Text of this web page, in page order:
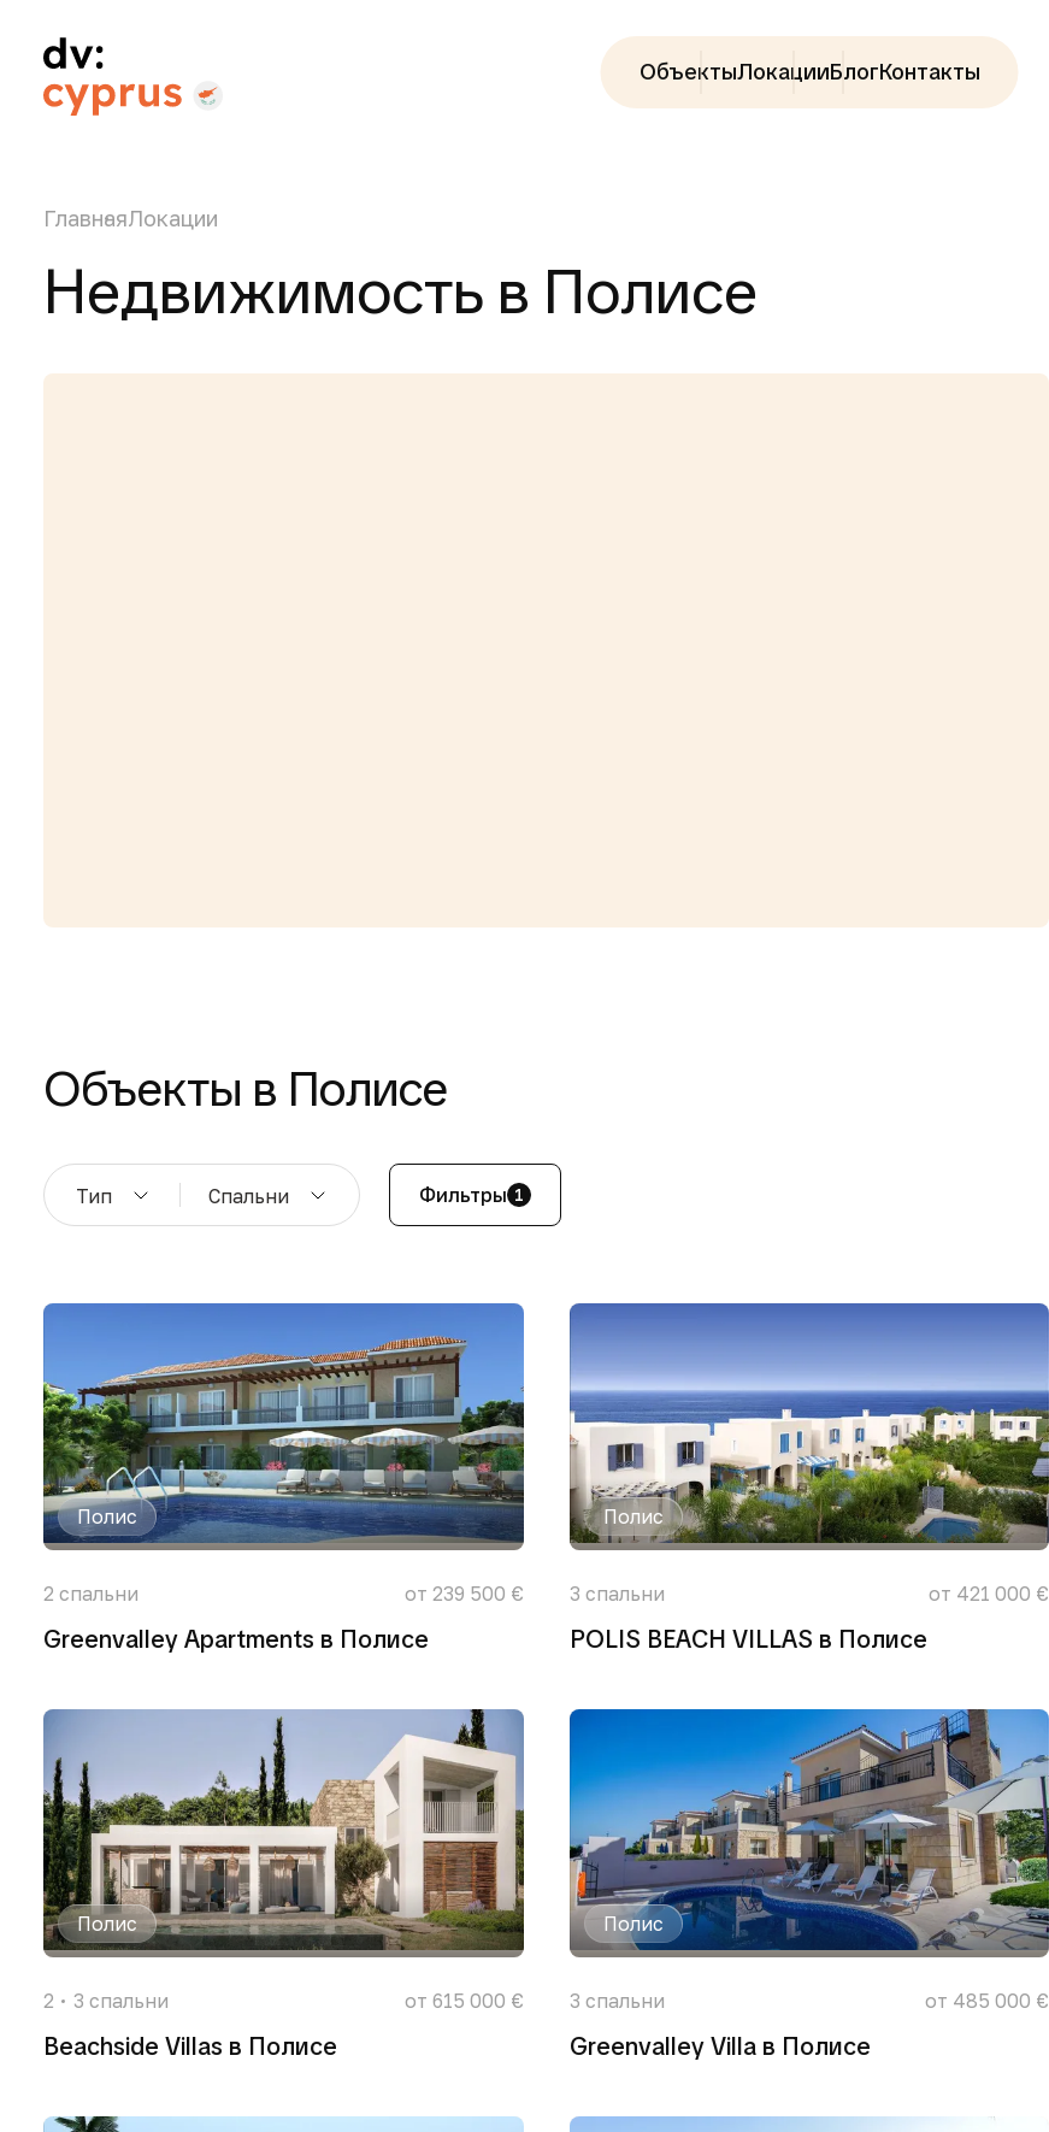
ОбъектыЛокацииБлогКонтакты
ГлавнаяЛокации
Недвижимость в Полисе
Объекты в Полисе
Тип Спальни Фильтры 1
Полис
2 спальни от 239 500 €
Greenvalley Apartments в Полисе
Полис
3 спальни от 421 000 €
POLIS BEACH VILLAS в Полисе
Полис
2 3 спальни от 615 000 €
Beachside Villas в Полисе
Полис
3 спальни от 485 000 €
Greenvalley Villa в Полисе